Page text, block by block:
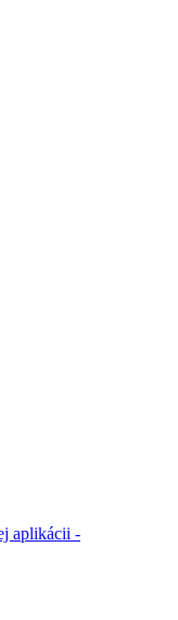
aplikácii -